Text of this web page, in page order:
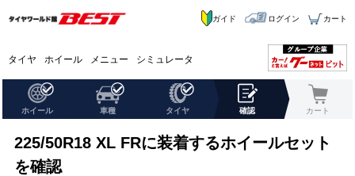
タイヤ ホイール メニュー シミュレータ
ガイド ログイン カート
ホイール 車種 タイヤ 確認 カート
225/50R18 XL FRに装着するホイールセット
を確認